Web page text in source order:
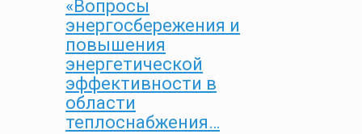
«Вопросы
энергосбережения и
повышения
энергетической
эффективности в
области
теплоснабжения…